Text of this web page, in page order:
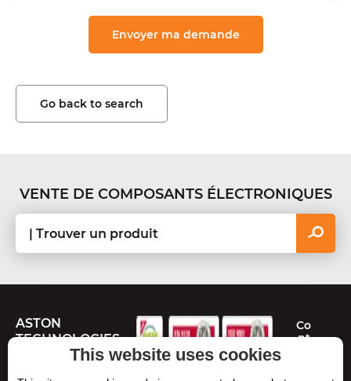
Go back to search
VENTE DE COMPOSANTS ÉLECTRONIQUES
ASTON
TECHNOLOGIES
Co
nt
This website uses cookies